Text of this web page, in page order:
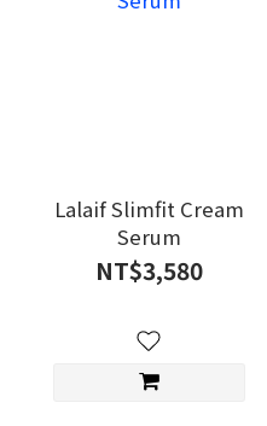
Lalaif Slimfit Cream
Serum
NT$3,580